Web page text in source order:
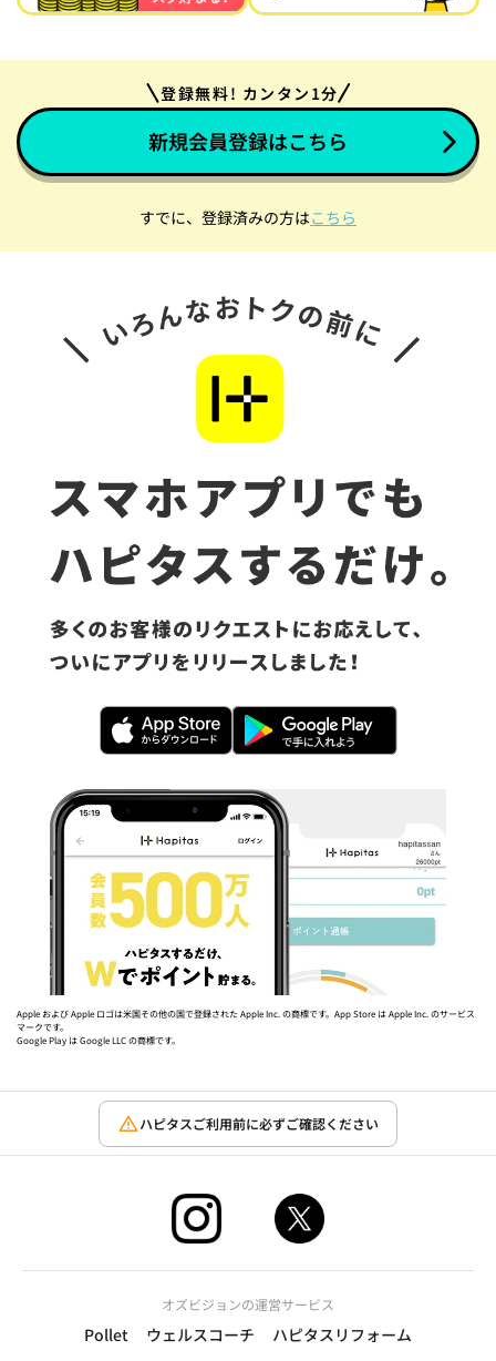
登録無料! カンタン1分
新規会員登録はこちら
すでに、登録済みの方はこちら
Apple および Apple ロゴは米国その他の国で登録された Apple Inc. の商標です。App Store は Apple Inc. のサービス
マークです。
Google Play は Google LLC の商標です。
ハピタスご利用前に必ずご確認ください
オズビジョンの運営サービス
Pollet ウェルスコーチ ハピタスリフォーム